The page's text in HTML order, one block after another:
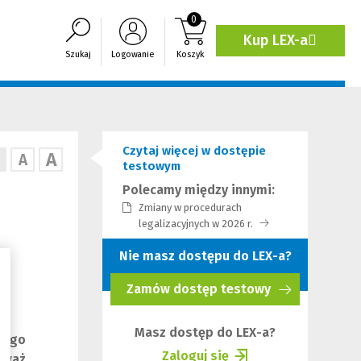
Szukaj Logowanie
0
Koszyk
Kup LEX-a
(Link
do
strony)
A A
Czytaj więcej w dostępie
testowym
Polecamy między innymi:
Zmiany w procedurach
legalizacyjnych w 2026 r.
do
innej
Masz dostęp do LEX-a?
Zaloguj się
Nie masz dostępu do LEX-a?
Zamów dostęp testowy
(Nowe